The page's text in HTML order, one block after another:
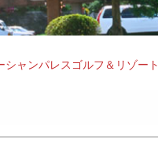
シャンパレスゴルフ＆リゾート